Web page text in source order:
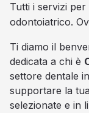
Tutti i servizi
odontoiatrico.
Ti diamo il
dedicata a chi è
settore dentale
supportare la
selezionate e in